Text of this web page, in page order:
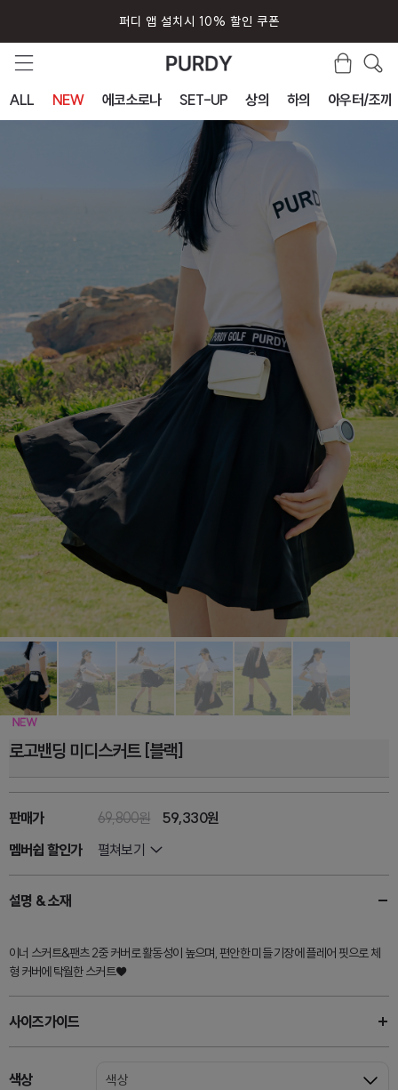
퍼디 앱 설치시 10% 할인 쿠폰
ALL NEW 에코소로나 SET-UP 상의 하의 아우터/조끼
로고밴딩 미디스커트 [블랙]
판매가 69,800원 59,330원
멤버쉽 할인가
펼쳐보기
설명 & 소재
이너 스커트&팬츠 2중 커버로 활동성이 높으며, 편안한 미들 기장에 플레어 핏으로 체
형 커버에 탁월한 스커트♥
사이즈가이드
색상 색상